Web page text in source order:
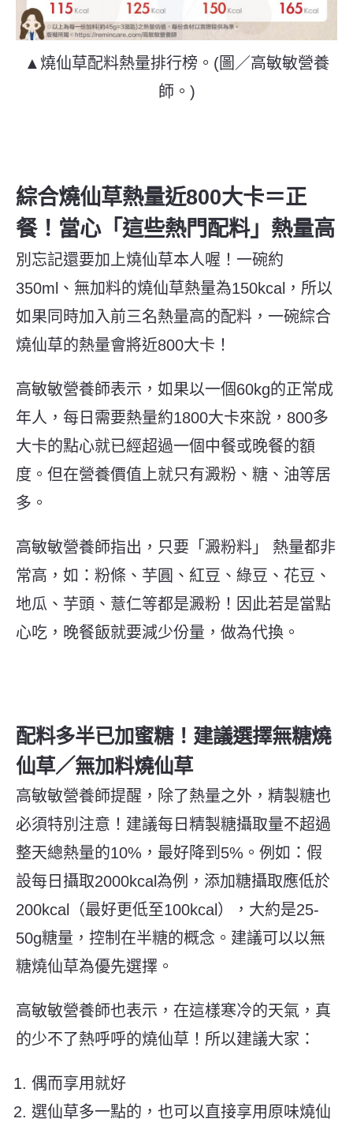
▲燒仙草配料熱量排行榜。(圖／高敏敏營養
師。)
綜合燒仙草熱量近800大卡＝正
餐！當心「這些熱門配料」熱量高
別忘記還要加上燒仙草本人喔！一碗約
350ml、無加料的燒仙草熱量為150kcal，所以
如果同時加入前三名熱量高的配料，一碗綜合
燒仙草的熱量會將近800大卡！
高敏敏營養師表示，如果以一個60kg的正常成
年人，每日需要熱量約1800大卡來說，800多
大卡的點心就已經超過一個中餐或晚餐的額
度。但在營養價值上就只有澱粉、糖、油等居
多。
高敏敏營養師指出，只要「澱粉料」 熱量都非
常高，如：粉條、芋圓、紅豆、綠豆、花豆、
地瓜、芋頭、薏仁等都是澱粉！因此若是當點
心吃，晚餐飯就要減少份量，做為代換。
配料多半已加蜜糖！建議選擇無糖燒
仙草／無加料燒仙草
高敏敏營養師提醒，除了熱量之外，精製糖也
必須特別注意！建議每日精製糖攝取量不超過
整天總熱量的10%，最好降到5%。例如：假
設每日攝取2000kcal為例，添加糖攝取應低於
200kcal（最好更低至100kcal），大約是25-
50g糖量，控制在半糖的概念。建議可以以無
糖燒仙草為優先選擇。
高敏敏營養師也表示，在這樣寒冷的天氣，真
的少不了熱呼呼的燒仙草！所以建議大家：
偶而享用就好
選仙草多一點的，也可以直接享用原味燒仙